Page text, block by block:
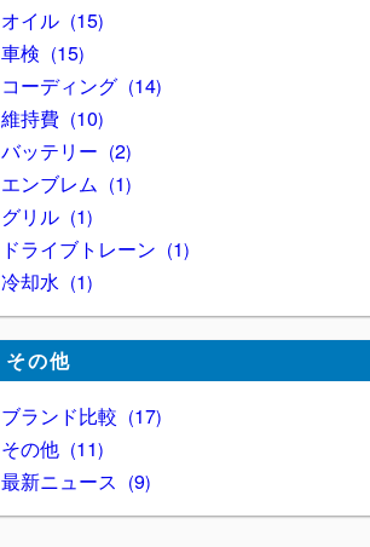
オイル
15
車検
15
コーディング
14
維持費
10
バッテリー
2
エンブレム
1
グリル
1
ドライブトレーン
1
冷却水
1
その他
ブランド比較
17
その他
11
最新ニュース
9